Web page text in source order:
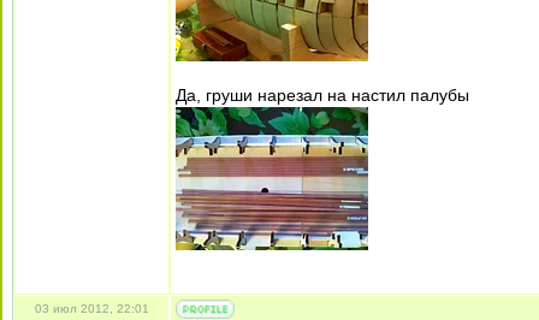
Да, груши нарезал на настил палубы
03 июл 2012, 22:01